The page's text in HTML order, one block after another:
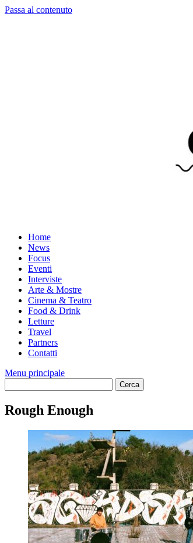
Passa al contenuto
Home
News
Focus
Eventi
Interviste
Arte & Mostre
Cinema & Teatro
Food & Drink
Letture
Travel
Partners
Contatti
Menu principale
Rough Enough